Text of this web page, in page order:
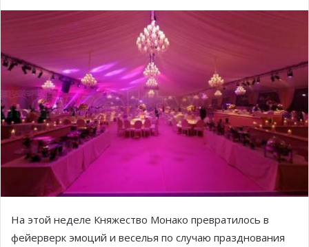
На этой неделе Княжество Монако превратилось в
фейерверк эмоций и веселья по случаю празднования